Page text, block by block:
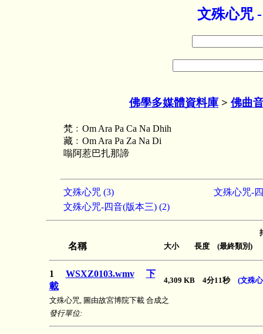
文殊心咒
佛學多媒體資料庫 > 佛曲
梵﹕Om Ara Pa Ca Na Dhih
藏﹕Om Ara Pa Za Na Di
嗡阿惹巴扎那諦
文殊心咒 (3)
文殊心咒-
文殊心咒-四音(版本三) (2)
名稱 大小 長度 (最終類別)
1 WSXZ0103.wmv
下
載
4,309 KB 4分11秒 (文殊
文殊心咒, 圖由故宮博院下載 合成之
發行單位: